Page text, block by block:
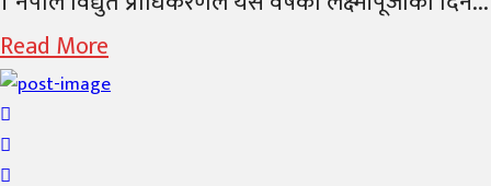
Read More